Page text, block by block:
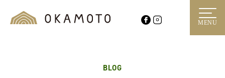
MENU
BLOG